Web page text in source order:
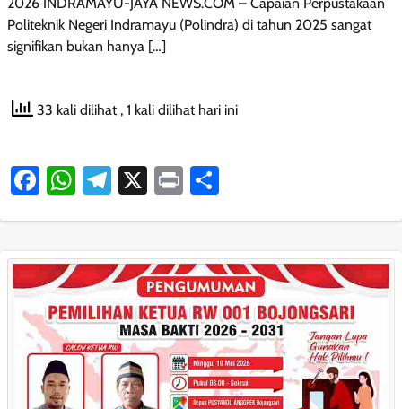
Politeknik Negeri Indramayu (Polindra) di tahun 2025 sangat
signifikan bukan hanya […]
33 kali dilihat , 1 kali dilihat hari ini
Facebook
WhatsApp
Telegram
X Print